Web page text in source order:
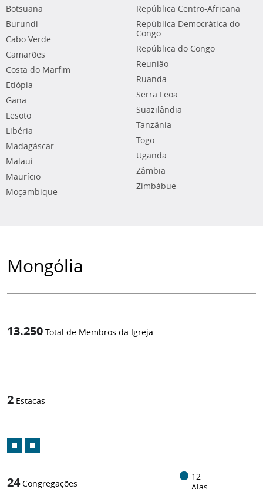
Botsuana
Burundi
Cabo Verde
Camarões
Costa do Marfim
Etiópia
Gana
Lesoto
Libéria
Madagáscar
Malauí
Maurício
Moçambique
República Centro-Africana
República Democrática do
Congo
República do Congo
Reunião
Ruanda
Serra Leoa
Suazilândia
Tanzânia
Togo
Uganda
Zâmbia
Zimbábue
Mongólia
13.250 Total de Membros da Igreja
2 Estacas
24 Congregações
12